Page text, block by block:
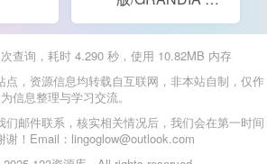
Remaster
查询，耗时 4.290 秒，使用 10.82MB 内存
点，资源信息均转载自互联网，非本站自制，仅作
为信息整理与学习交流。
邮件联系，核实相关情况后，我们会在第一时间
谢！Email：lingoglow@outlook.com